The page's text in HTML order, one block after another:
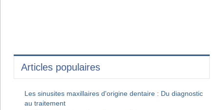
Articles populaires
Les sinusites maxillaires d'origine dentaire : Du diagnostic
au traitement